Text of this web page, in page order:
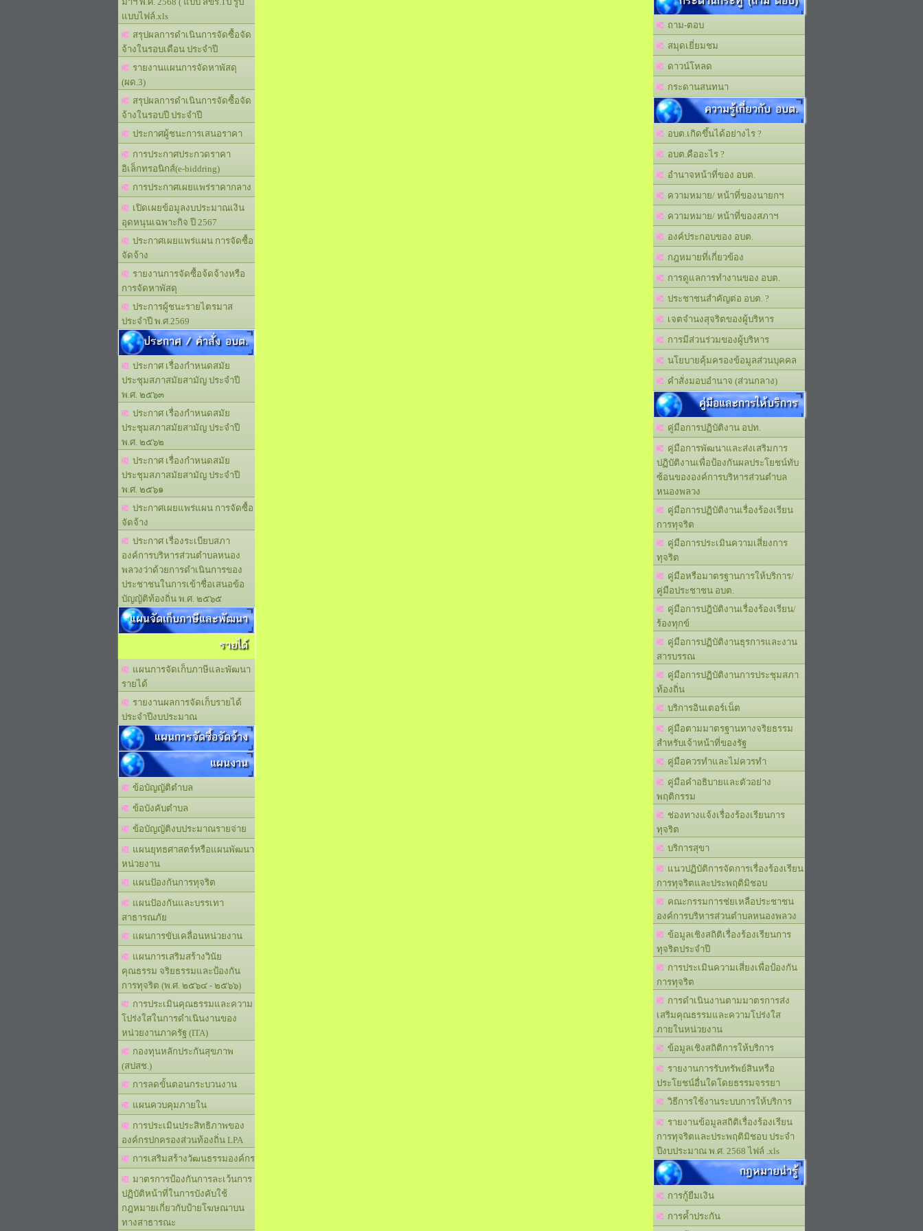
แบบไฟล์.xls
สรุปผลการดำเนินการจัดซื้อจัด
จ้างในรอบเดือน ประจำปี
รายงานแผนการจัดหาพัสดุ
(ผด.3)
สรุปผลการดำเนินการจัดซื้อจัด
จ้างในรอบปี ประจำปี
ประกาศผู้ชนะการเสนอราคา
การประกาศประกวดราคา
อิเล็กทรอนิกส์(e-biddring)
การประกาศเผยแพร่ราคากลาง
เปิดเผยข้อมูลงบประมาณเงิน
อุดหนุนเฉพาะกิจ ปี 2567
ประกาศเผยแพร่แผน การจัดซื้อ
จัดจ้าง
รายงานการจัดซื้อจ้ดจ้างหรือ
การจัดหาพัสดุ
ประการผู้ชนะรายไตรมาส
ประจำปี พ.ศ.2569
ประกาศ / คำสั่ง อบต.
ประกาศ เรื่องกำหนดสมัย
ประชุมสภาสมัยสามัญ ประจำปี
พ.ศ. ๒๕๖๓
ประกาศ เรื่องกำหนดสมัย
ประชุมสภาสมัยสามัญ ประจำปี
พ.ศ. ๒๕๖๒
ประกาศ เรื่องกำหนดสมัย
ประชุมสภาสมัยสามัญ ประจำปี
พ.ศ. ๒๕๖๑
ประกาศเผยแพร่แผน การจัดซื้อ
จัดจ้าง
ประกาศ เรื่องระเบียบสภา
องค์การบริหารส่วนตำบลหนอง
พลวงว่าด้วยการดำเนินการของ
ประชาชนในการเข้าชื่อเสนอข้อ
บัญญัติท้องถิ่น พ.ศ. ๒๕๖๕
แผนจัดเก็บภาษีและพัฒนา
รายได้
แผนการจัดเก็บภาษีและพัฒนา
รายได้
รายงานผลการจัดเก็บรายได้
ประจำปีงบประมาณ
แผนการจัดซื้อจัดจ้าง
แผนงาน
ข้อบัญญัติตำบล
ข้อบังคับตำบล
ข้อบัญญัติงบประมาณรายจ่าย
แผนยุทธศาสตร์หรือแผนพัฒนา
หน่วยงาน
แผนปัองกันการทุจริต
แผนปัองกันและบรรเทา
สาธารณภัย
แผนการขับเคลื่อนหน่วยงาน
แผนการเสริมสร้างวินัย
คุณธรรม จริยธรรมและป้องกัน
การทุจริต (พ.ศ. ๒๕๖๔ - ๒๕๖๖)
การประเมินคุณธรรมและความ
โปร่งใสในการดำเนินงานของ
หน่วยงานภาครัฐ (ITA)
กองทุนหลักประกันสุขภาพ
(สปสช.)
การลดขั้นตอนกระบวนงาน
แผนควบคุมภายใน
การประเมินประสิทธิภาพของ
องค์กรปกครองส่วนท้องถิ่น LPA
การเสริมสร้างวัฒนธรรมองค์กร
มาตรการป้องกันการละเว้นการ
ปฏิบัติหน้าที่ในการบังคับใช้
กฎหมายเกี่ยวกับป้ายโฆษณาบน
ทางสาธารณะ
ถาม-ตอบ
สมุดเยี่ยมชม
ดาวน์โหลด
กระดานสนทนา
ความรู้เกี่ยวกับ อบต.
อบต.เกิดขึ้นได้อย่างไร ?
อบต.คืออะไร ?
อำนาจหน้าที่ของ อบต.
ความหมาย/ หน้าที่ของนายกฯ
ความหมาย/ หน้าที่ของสภาฯ
องค์ประกอบของ อบต.
กฎหมายที่เกี่ยวข้อง
การดูแลการทำงานของ อบต.
ประชาชนสำคัญต่อ อบต. ?
เจตจำนงสุจริตของผู้บริหาร
การมีส่วนร่วมของผู้บริหาร
นโยบายคุ้มครองข้อมูลส่วนบุคคล
คำสั่งมอบอำนาจ (ส่วนกลาง)
คู่มือและการให้บริการ
คู่มือการปฏิบัติงาน อปท.
คู่มือการพัฒนาและส่งเสริมการ
ปฏิบัติงานเพื่อป้องกันผลประโยชน์ทับ
ซ้อนขององค์การบริหารส่วนตำบล
หนองพลวง
คู่มือการปฏิบัติงานเรื่องร้องเรียน
การทุจริต
คู่มือการประเมินความเสี่ยงการ
ทุจริต
คู่มือหรือมาตรฐานการให้บริการ/
คู่มือประชาชน อบต.
คู่มือการปฎิบัติงานเรื่องร้องเรียน/
ร้องทุกข์
คู่มือการปฏิบัติงานธุรการและงาน
สารบรรณ
คู่มือการปฏิบัติงานการประชุมสภา
ท้องถิ่น
บริการอินเตอร์เน็ต
คู่มือตามมาตรฐานทางจริยธรรม
สำหรับเจ้าหน้าที่ของรัฐ
คู่มือควรทำและไม่ควรทำ
คู่มือคำอธิบายและตัวอย่าง
พฤติกรรม
ช่องทางแจ้งเรื่องร้องเรียนการ
ทุจริต
บริการสุขา
แนวปฏิบัติการจัดการเรื่องร้องเรียน
การทุจริตและประพฤติมิชอบ
คณะกรรมการช่ยเหลือประชาชน
องค์การบริหารส่วนตำบลหนองพลวง
ข้อมูลเชิงสถิติเรื่องร้องเรียนการ
ทุจริตประจำปี
การประเมินความเสี่ยงเพื่อป้องกัน
การทุจริต
การดำเนินงานตามมาตรการส่ง
เสริมคุณธรรมและความโปร่งใส
ภายในหน่วยงาน
ข้อมูลเชิงสถิติการให้บริการ
รายงานการรับทรัพย์สินหรือ
ประโยชน์อื่นใดโดยธรรมจรรยา
วิธีการใช้งานระบบการให้บริการ
รายงานข้อมูลสถิติเรื่องร้องเรียน
การทุจริตและประพฤติมิชอบ ประจำ
ปีงบประมาณ พ.ศ. 2568 ไฟล์ .xls
กฎหมายน่ารู้
การกู้ยืมเงิน
การค้ำประกัน